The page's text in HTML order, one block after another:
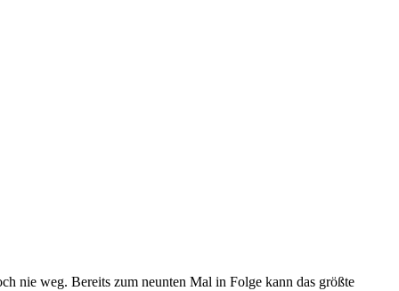
nie weg. Bereits zum neunten Mal in Folge kann das größte